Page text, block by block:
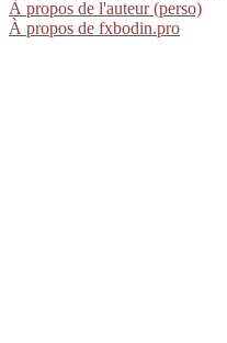
À propos de l'auteur (perso)
À propos de fxbodin.pro